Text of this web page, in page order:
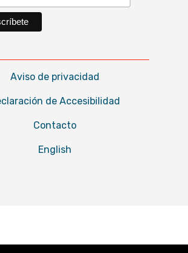
Aviso de privacidad
de Accesibilidad
Contacto
English